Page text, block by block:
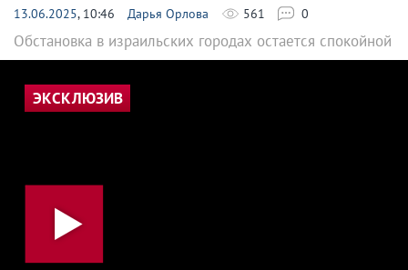
13.06.2025, 10:46 Дарья Орлова 561 0
Обстановка в израильских городах остается спокойной
ЭКСКЛЮЗИВ